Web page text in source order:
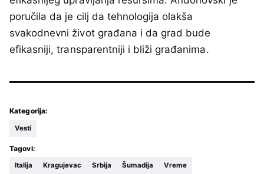
poručila da je cilj da tehnologija olakša
svakodnevni život građana i da grad bude
efikasniji, transparentniji i bliži građanima.
Kategorija:
Vesti
Tagovi:
Italija Kragujevac Srbija Šumadija Vreme